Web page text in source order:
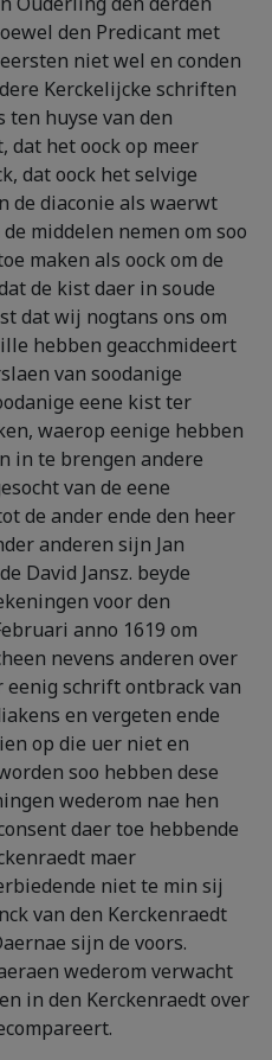
den Predicant met
niet wel en conden
Kerckelijcke schriften
ten huyse van den
dat het oock op meer
dat oock het selvige
de diaconie als waerwt
middelen nemen om soo
maken als oock om de
de kist daer in soude
dat wij nogtans ons om
hebben geacchmideert
van soodanige
eene kist ter
waerop eenige hebben
in te brengen andere
van de eene
de ander ende den heer
anderen sijn Jan
David Jansz. beyde
voor den
anno 1619 om
nevens anderen over
eenig schrift ontbrack van
en vergeten ende
op die uer niet en
soo hebben dese
wederom nae hen
daer toe hebbende
maer
niet te min sij
van den Kerckenraedt
sijn de voors.
wederom verwacht
in den Kerckenraedt over